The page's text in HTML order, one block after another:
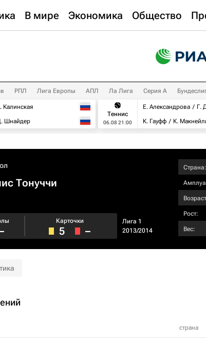
В мире Экономика Общество
РПЛ Лига Европы АПЛ Ла Лига Серия А
Калинская
Шнайдер
Теннис
06.08 21:00
Е. Александрова
Г.
К. Гауфф
К.
Тонуччи
Лига 1
2013/2014
Карточки
5 –
Страна:
Рост:
Вес:
страна